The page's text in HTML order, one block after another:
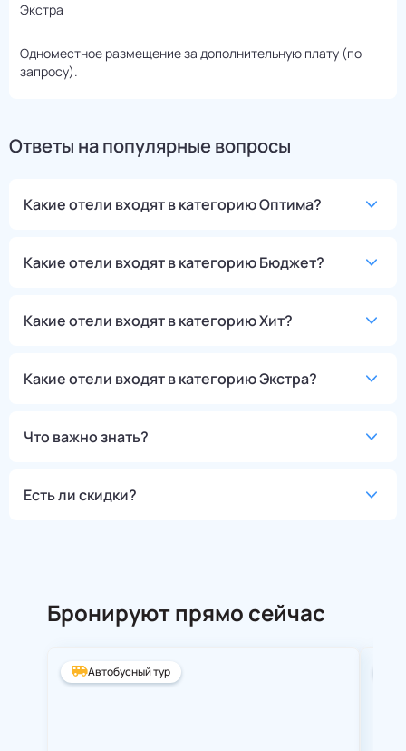
Экстра
Одноместное размещение за дополнительную плату (по
запросу).
Ответы на популярные вопросы
Какие отели входят в категорию Оптима?
Какие отели входят в категорию Бюджет?
Какие отели входят в категорию Хит?
Какие отели входят в категорию Экстра?
Что важно знать?
Есть ли скидки?
Бронируют прямо сейчас
Автобусный тур